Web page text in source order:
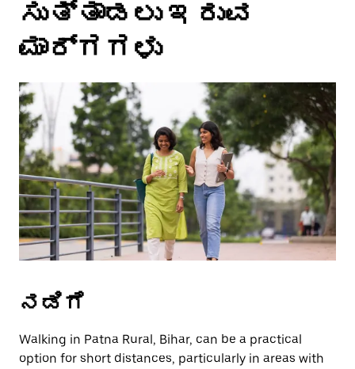
select
a
date.
Press
escape
button
to
close
the
calendar.
ಸುತ್ತಾಡಲು ಇರುವ
ಮಾರ್ಗಗಳು
ನಡಿಗೆ
Walking in Patna Rural, Bihar, can be a practical
option for short distances, particularly in areas with